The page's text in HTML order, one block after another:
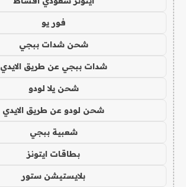
فور يو
شحن شدات ببجي
شدات ببجي عن طريق الايدي
شحن يلا لودو
شحن لودو عن طريق الايدي
شعبية ببجي
بطاقات ايتونز
بلايستيشن ستور